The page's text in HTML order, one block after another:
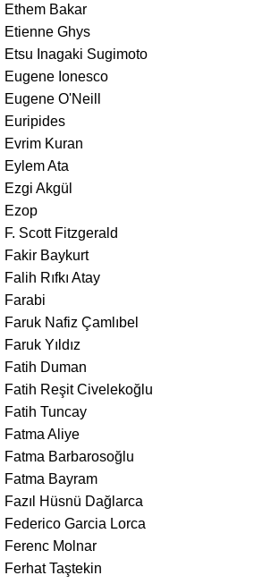
Ethem Bakar
Etienne Ghys
Etsu Inagaki Sugimoto
Eugene Ionesco
Eugene O'Neill
Euripides
Evrim Kuran
Eylem Ata
Ezgi Akgül
Ezop
F. Scott Fitzgerald
Fakir Baykurt
Falih Rıfkı Atay
Farabi
Faruk Nafiz Çamlıbel
Faruk Yıldız
Fatih Duman
Fatih Reşit Civelekoğlu
Fatih Tuncay
Fatma Aliye
Fatma Barbarosoğlu
Fatma Bayram
Fazıl Hüsnü Dağlarca
Federico Garcia Lorca
Ferenc Molnar
Ferhat Taştekin